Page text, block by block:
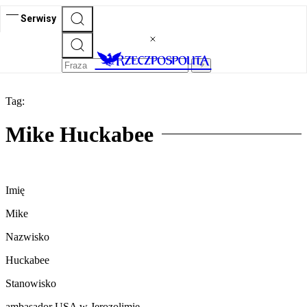
Serwisy
Tag:
Mike Huckabee
Imię
Mike
Nazwisko
Huckabee
Stanowisko